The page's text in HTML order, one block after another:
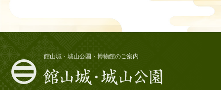
館山城・城山公園・博物館のご案内